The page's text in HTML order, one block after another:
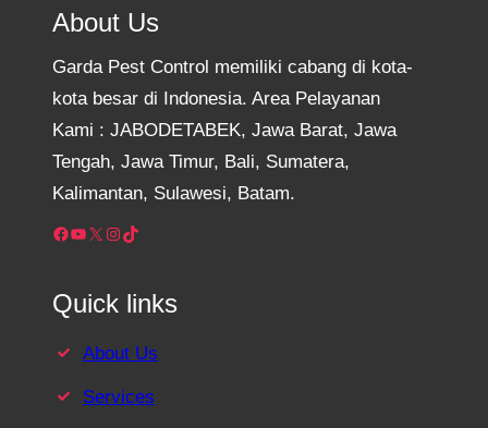
About Us
Garda Pest Control memiliki cabang di kota-
kota besar di Indonesia. Area Pelayanan
Kami : JABODETABEK, Jawa Barat, Jawa
Tengah, Jawa Timur, Bali, Sumatera,
Kalimantan, Sulawesi, Batam.
Facebook YouTube X Instagram TikTok
Quick links
About Us
Services